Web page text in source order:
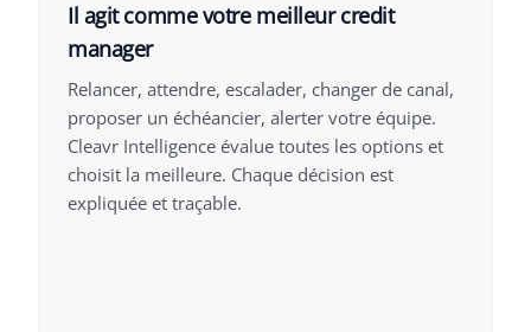
Il agit comme votre meilleur credit
manager
Relancer, attendre, escalader, changer de canal,
proposer un échéancier, alerter votre équipe.
Cleavr Intelligence évalue toutes les options et
choisit la meilleure. Chaque décision est
expliquée et traçable.